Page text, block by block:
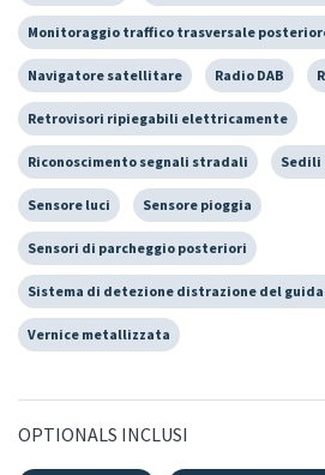
Monitoraggio traffico trasversale
Navigatore satellitare Radio DAB
Retrovisori ripiegabili elettricamente
Riconoscimento segnali stradali
Sensore luci Sensore pioggia
Sensori di parcheggio posteriori
Sistema di detezione distrazione del
Vernice metallizzata
OPTIONALS INCLUSI